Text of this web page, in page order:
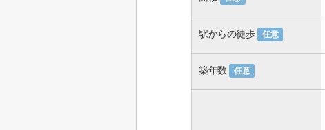
駅からの徒歩 任意
築年数 任意